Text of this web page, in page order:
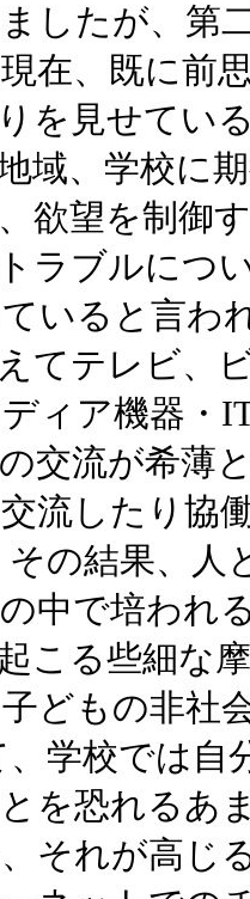
したが、第
在、既に前
を見せてい
域、学校に
欲望を制御
ラブルにつ
いると言わ
てテレビ、
ィア機器・
交流が希薄
流したり協
の結果、人
中で培われ
こる些細な
どもの非社
学校では自
を恐れるあ
それが高じ